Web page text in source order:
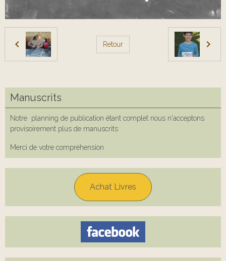
Retour
Manuscrits
Notre planning de publication étant complet nous n'acceptons
provisoirement plus de manuscrits
Merci de votre compréhension
Achat Livres